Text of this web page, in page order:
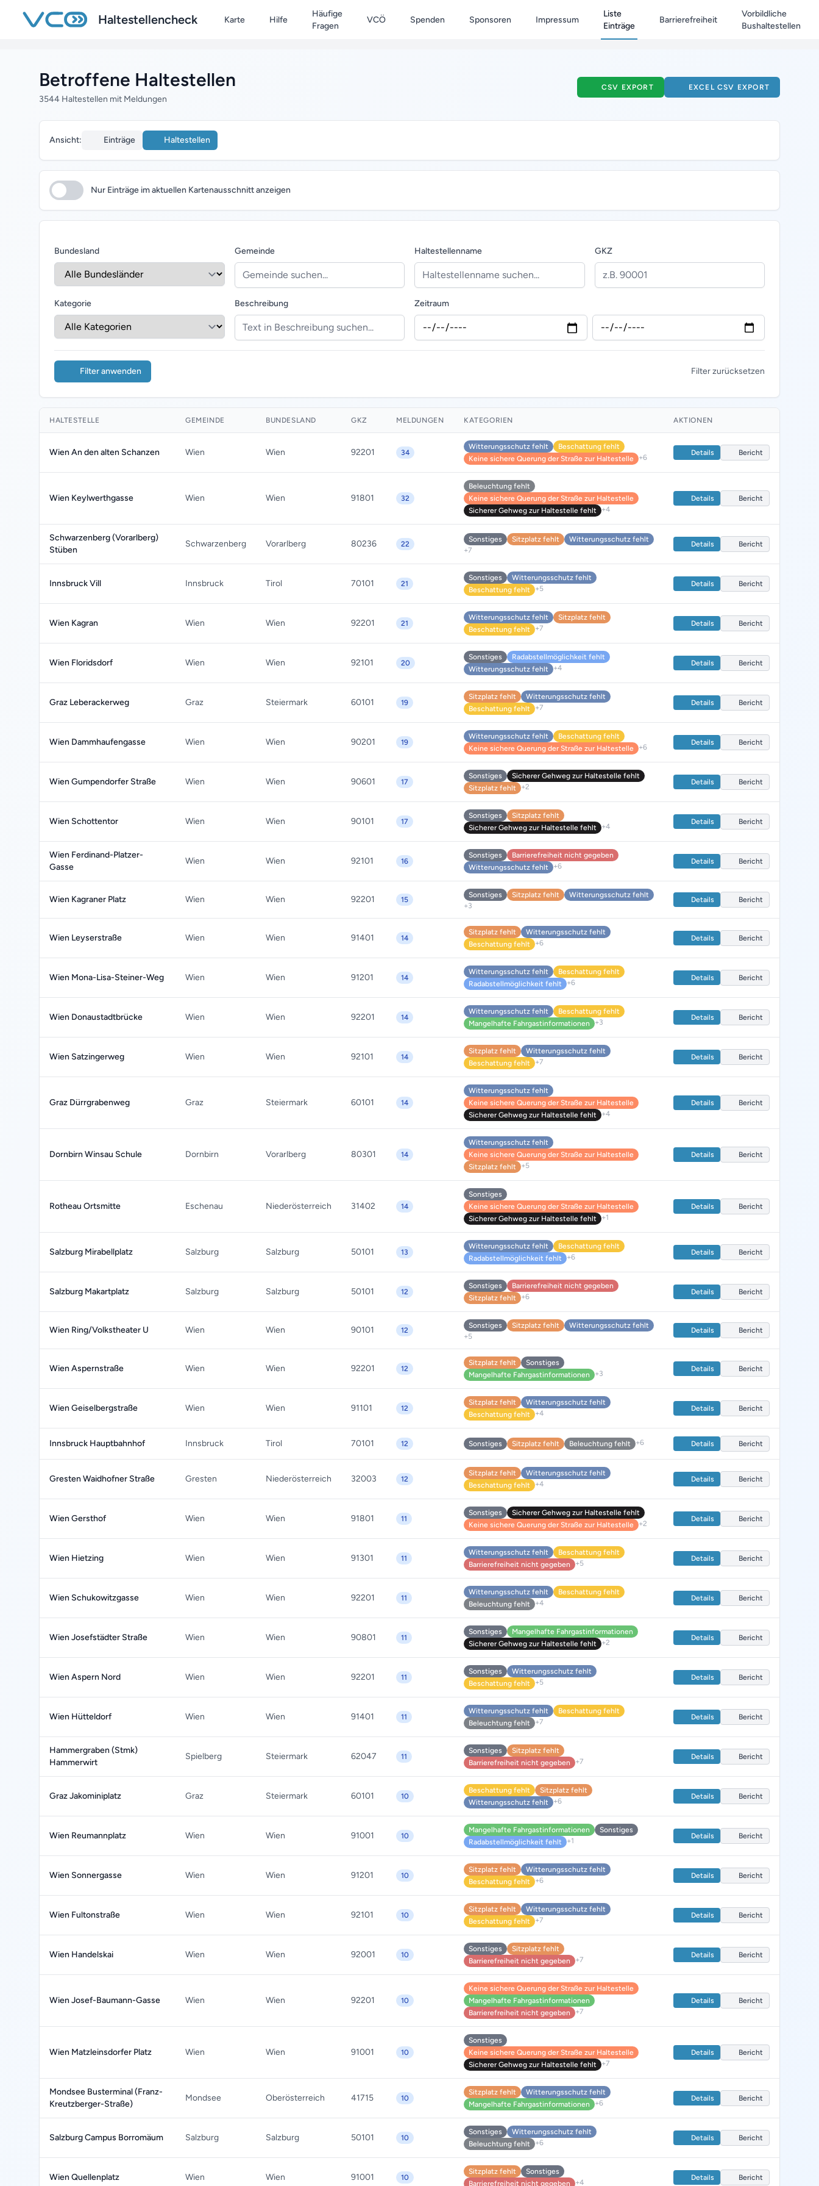
Haltestellencheck Karte Hilfe
Häufige
Fragen
VCÖ Spenden Sponsoren Impressum
Liste
Einträge
Barrierefreiheit
Vorbildliche
Bushaltestellen
Betroffene Haltestellen
3544 Haltestellen mit Meldungen
CSV EXPORT EXCEL CSV EXPORT
Ansicht: Einträge Haltestellen
Nur Einträge im aktuellen Kartenausschnitt anzeigen
Bundesland Gemeinde Haltestellenname GKZ
Kategorie Beschreibung Zeitraum
Filter anwenden Filter zurücksetzen
HALTESTELLE GEMEINDE BUNDESLAND GKZ MELDUNGEN KATEGORIEN AKTIONEN
Wien An den alten Schanzen Wien Wien 92201 34
Witterungsschutz fehlt
Beschattung fehlt
Keine sichere Querung der Straße zur Haltestelle
+6
Details Bericht
Wien Keylwerthgasse Wien Wien 91801 32
Beleuchtung fehlt
Keine sichere Querung der Straße zur Haltestelle
Sicherer Gehweg zur Haltestelle fehlt
+4
Details Bericht
Schwarzenberg (Vorarlberg)
Stüben
Schwarzenberg Vorarlberg 80236 22
Sonstiges Sitzplatz fehlt
Witterungsschutz fehlt
+7
Details Bericht
Innsbruck Vill Innsbruck Tirol 70101 21
Sonstiges
Witterungsschutz fehlt
Beschattung fehlt
+5
Details Bericht
Wien Kagran Wien Wien 92201 21
Witterungsschutz fehlt
Sitzplatz fehlt
Beschattung fehlt
+7
Details Bericht
Wien Floridsdorf Wien Wien 92101 20
Sonstiges
Radabstellmöglichkeit fehlt
Witterungsschutz fehlt
+4
Details Bericht
Graz Leberackerweg Graz Steiermark 60101 19
Sitzplatz fehlt
Witterungsschutz fehlt
Beschattung fehlt
+7
Details Bericht
Wien Dammhaufengasse Wien Wien 90201 19
Witterungsschutz fehlt
Beschattung fehlt
Keine sichere Querung der Straße zur Haltestelle
+6
Details Bericht
Wien Gumpendorfer Straße Wien Wien 90601 17
Sonstiges
Sicherer Gehweg zur Haltestelle fehlt
Sitzplatz fehlt
+2
Details Bericht
Wien Schottentor Wien Wien 90101 17
Sonstiges
Sitzplatz fehlt
Sicherer Gehweg zur Haltestelle fehlt
+4
Details Bericht
Wien Ferdinand-Platzer-
Gasse
Wien Wien 92101 16
Sonstiges
Barrierefreiheit nicht gegeben
Witterungsschutz fehlt
+6
Details Bericht
Wien Kagraner Platz Wien Wien 92201 15
Sonstiges Sitzplatz fehlt
Witterungsschutz fehlt
+3
Details Bericht
Wien Leyserstraße Wien Wien 91401 14
Sitzplatz fehlt
Witterungsschutz fehlt
Beschattung fehlt
+6
Details Bericht
Wien Mona-Lisa-Steiner-Weg Wien Wien 91201 14
Witterungsschutz fehlt
Beschattung fehlt
Radabstellmöglichkeit fehlt
+6
Details Bericht
Wien Donaustadtbrücke Wien Wien 92201 14
Witterungsschutz fehlt
Beschattung fehlt
Mangelhafte Fahrgastinformationen
+3
Details Bericht
Wien Satzingerweg Wien Wien 92101 14
Sitzplatz fehlt
Witterungsschutz fehlt
Beschattung fehlt
+7
Details Bericht
Graz Dürrgrabenweg Graz Steiermark 60101 14
Witterungsschutz fehlt
Keine sichere Querung der Straße zur Haltestelle
Sicherer Gehweg zur Haltestelle fehlt
+4
Details Bericht
Dornbirn Winsau Schule Dornbirn Vorarlberg 80301 14
Witterungsschutz fehlt
Keine sichere Querung der Straße zur Haltestelle
Sitzplatz fehlt
+5
Details Bericht
Rotheau Ortsmitte Eschenau Niederösterreich 31402 14
Sonstiges
Keine sichere Querung der Straße zur Haltestelle
Sicherer Gehweg zur Haltestelle fehlt
+1
Details Bericht
Salzburg Mirabellplatz Salzburg Salzburg 50101 13
Witterungsschutz fehlt
Beschattung fehlt
Radabstellmöglichkeit fehlt
+6
Details Bericht
Salzburg Makartplatz Salzburg Salzburg 50101 12
Sonstiges
Barrierefreiheit nicht gegeben
Sitzplatz fehlt
+6
Details Bericht
Wien Ring/Volkstheater U Wien Wien 90101 12
Sonstiges Sitzplatz fehlt
Witterungsschutz fehlt
+5
Details Bericht
Wien Aspernstraße Wien Wien 92201 12
Sitzplatz fehlt
Sonstiges
Mangelhafte Fahrgastinformationen
+3
Details Bericht
Wien Geiselbergstraße Wien Wien 91101 12
Sitzplatz fehlt
Witterungsschutz fehlt
Beschattung fehlt
+4
Details Bericht
Innsbruck Hauptbahnhof Innsbruck Tirol 70101 12 Sonstiges Sitzplatz fehlt Beleuchtung fehlt +6 Details Bericht
Gresten Waidhofner Straße Gresten Niederösterreich 32003 12
Sitzplatz fehlt
Witterungsschutz fehlt
Beschattung fehlt
+4
Details Bericht
Wien Gersthof Wien Wien 91801 11
Sonstiges
Sicherer Gehweg zur Haltestelle fehlt
Keine sichere Querung der Straße zur Haltestelle
+2
Details Bericht
Wien Hietzing Wien Wien 91301 11
Witterungsschutz fehlt
Beschattung fehlt
Barrierefreiheit nicht gegeben
+5
Details Bericht
Wien Schukowitzgasse Wien Wien 92201 11
Witterungsschutz fehlt
Beschattung fehlt
Beleuchtung fehlt
+4
Details Bericht
Wien Josefstädter Straße Wien Wien 90801 11
Sonstiges
Mangelhafte Fahrgastinformationen
Sicherer Gehweg zur Haltestelle fehlt
+2
Details Bericht
Wien Aspern Nord Wien Wien 92201 11
Sonstiges
Witterungsschutz fehlt
Beschattung fehlt
+5
Details Bericht
Wien Hütteldorf Wien Wien 91401 11
Witterungsschutz fehlt
Beschattung fehlt
Beleuchtung fehlt
+7
Details Bericht
Hammergraben (Stmk)
Hammerwirt
Spielberg Steiermark 62047 11
Sonstiges
Sitzplatz fehlt
Barrierefreiheit nicht gegeben
+7
Details Bericht
Graz Jakominiplatz Graz Steiermark 60101 10
Beschattung fehlt
Sitzplatz fehlt
Witterungsschutz fehlt
+6
Details Bericht
Wien Reumannplatz Wien Wien 91001 10
Mangelhafte Fahrgastinformationen
Sonstiges
Radabstellmöglichkeit fehlt
+1
Details Bericht
Wien Sonnergasse Wien Wien 91201 10
Sitzplatz fehlt
Witterungsschutz fehlt
Beschattung fehlt
+6
Details Bericht
Wien Fultonstraße Wien Wien 92101 10
Sitzplatz fehlt
Witterungsschutz fehlt
Beschattung fehlt
+7
Details Bericht
Wien Handelskai Wien Wien 92001 10
Sonstiges
Sitzplatz fehlt
Barrierefreiheit nicht gegeben
+7
Details Bericht
Wien Josef-Baumann-Gasse Wien Wien 92201 10
Keine sichere Querung der Straße zur Haltestelle
Mangelhafte Fahrgastinformationen
Barrierefreiheit nicht gegeben
+7
Details Bericht
Wien Matzleinsdorfer Platz Wien Wien 91001 10
Sonstiges
Keine sichere Querung der Straße zur Haltestelle
Sicherer Gehweg zur Haltestelle fehlt
+7
Details Bericht
Mondsee Busterminal (Franz-
Kreutzberger-Straße)
Mondsee Oberösterreich 41715 10
Sitzplatz fehlt
Witterungsschutz fehlt
Mangelhafte Fahrgastinformationen
+6
Details Bericht
Salzburg Campus Borromäum Salzburg Salzburg 50101 10
Sonstiges
Witterungsschutz fehlt
Beleuchtung fehlt
+6
Details Bericht
Wien Quellenplatz Wien Wien 91001 10
Sitzplatz fehlt
Sonstiges
Barrierefreiheit nicht gegeben
+4
Details Bericht